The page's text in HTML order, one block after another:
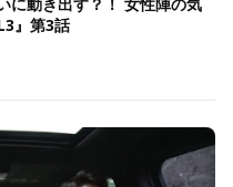
』第3話